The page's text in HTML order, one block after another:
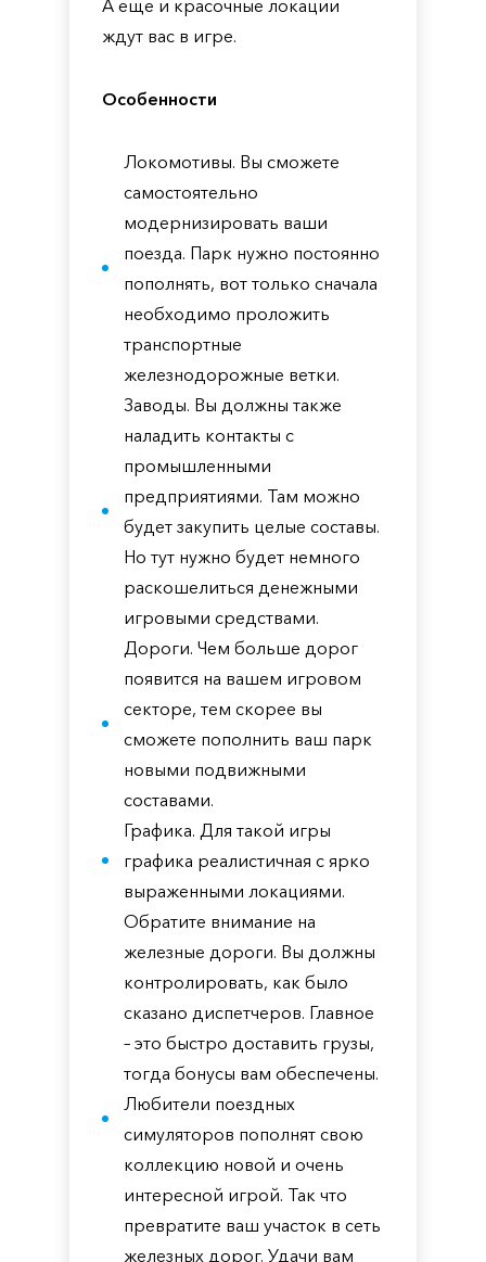
А еще и красочные локации
ждут вас в игре.
Особенности
Локомотивы. Вы сможете
самостоятельно
модернизировать ваши
поезда. Парк нужно постоянно
пополнять, вот только сначала
необходимо проложить
транспортные
железнодорожные ветки.
Заводы. Вы должны также
наладить контакты с
промышленными
предприятиями. Там можно
будет закупить целые составы.
Но тут нужно будет немного
раскошелиться денежными
игровыми средствами.
Дороги. Чем больше дорог
появится на вашем игровом
секторе, тем скорее вы
сможете пополнить ваш парк
новыми подвижными
составами.
Графика. Для такой игры
графика реалистичная с ярко
выраженными локациями.
Обратите внимание на
железные дороги. Вы должны
контролировать, как было
сказано диспетчеров. Главное
– это быстро доставить грузы,
тогда бонусы вам обеспечены.
Любители поездных
симуляторов пополнят свою
коллекцию новой и очень
интересной игрой. Так что
превратите ваш участок в сеть
железных дорог. Удачи вам